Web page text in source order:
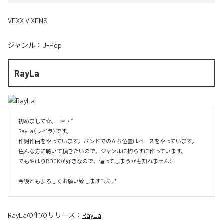
VEXX VIXENS
ジャンル： J-Pop
RayLa
初めまして☆。.:＊・゜
RayLa（レイラ）です。
作詞作曲をやっています。バンドでの立ち位置はベースをやっています。
色んな方に聴いて頂きたいので、ジャンルに拘らずに作っています。
でもやはりROCKが好きなので、偏ってしまうかも知れません汗
今後ともよろしくお願い致します*⸜♡⸝*
RayLaの他のリリース： RayLa